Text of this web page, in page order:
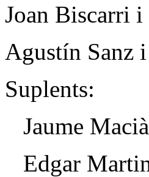
Joan Biscarri i
Agustín Sanz
Suplents:
Jaume
Edgar